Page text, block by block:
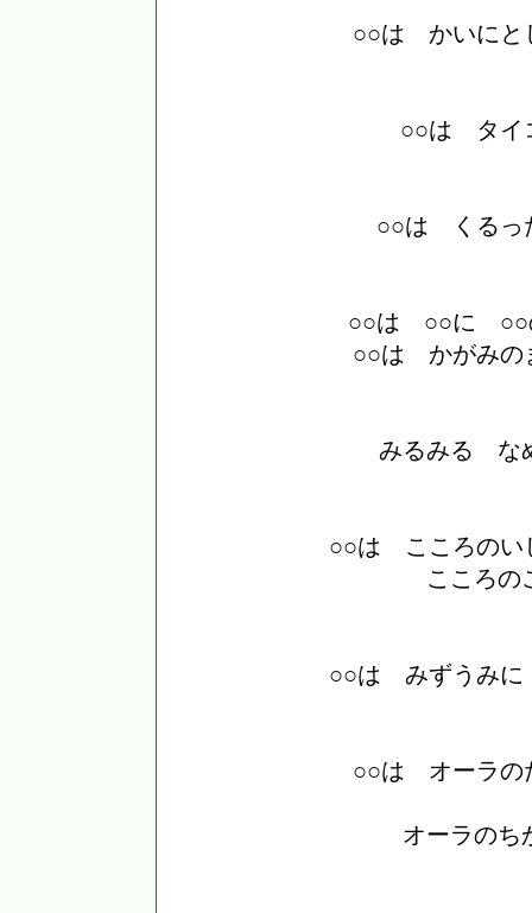
○○は かいにと
○○は タイ
○○は くるっ
○○は ○○に ○○
○○は かがみの
みるみる な
○○は こころのい
こころ
○○は みずうみに
○○は オーラの
オーラのち